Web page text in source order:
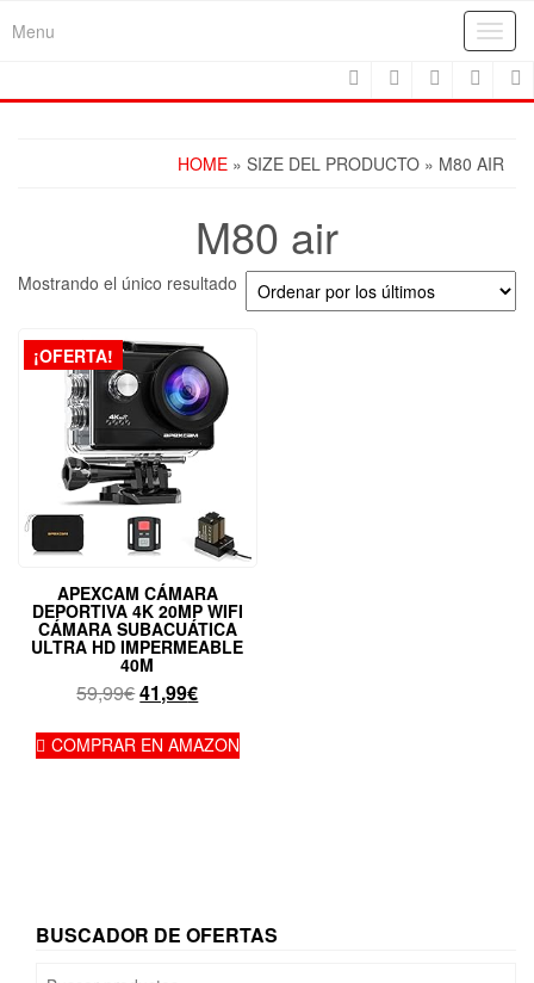
Menu
HOME » SIZE DEL PRODUCTO » M80 AIR
M80 air
Mostrando el único resultado
¡OFERTA!
APEXCAM CÁMARA
DEPORTIVA 4K 20MP WIFI
CÁMARA SUBACUÁTICA
ULTRA HD IMPERMEABLE
40M
59,99€El
original
41,99€El
actual
COMPRAR EN AMAZON
BUSCADOR DE OFERTAS